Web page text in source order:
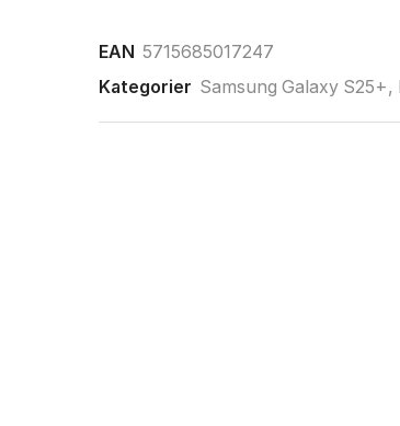
EAN 5715685017247
Kategorier Samsung Galaxy S25+,